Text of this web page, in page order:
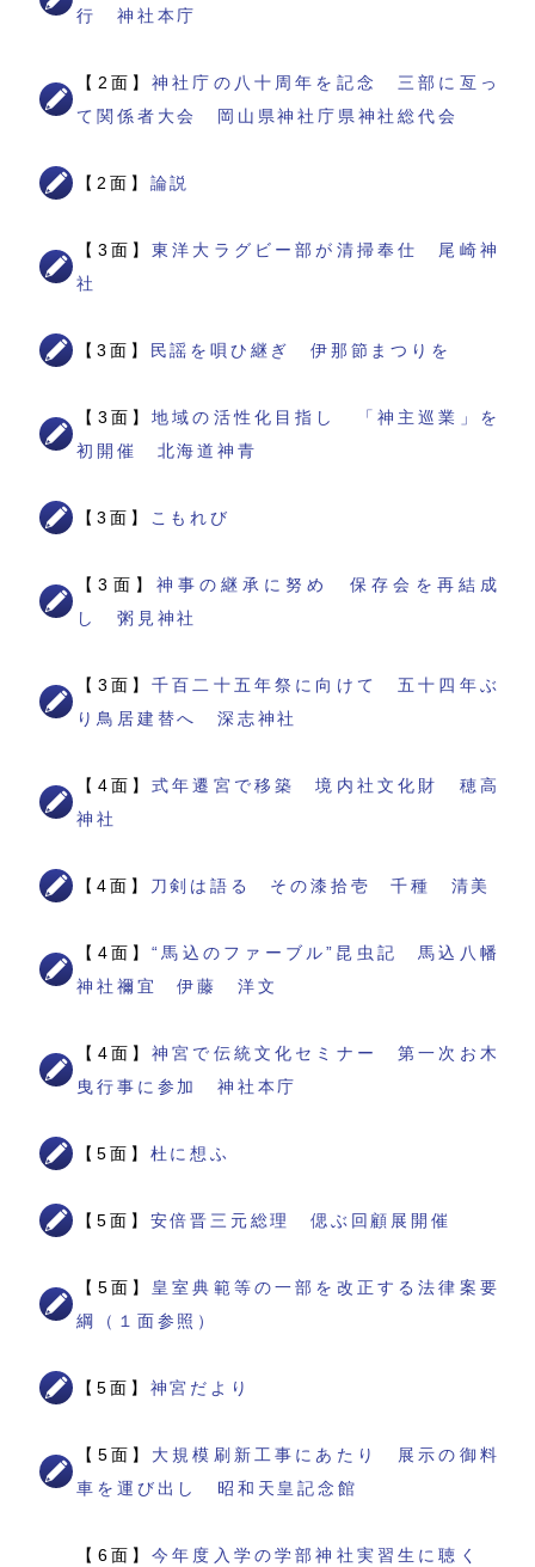
行 神社本庁
【2面】神社庁の八十周年を記念 三部に亙っ
て関係者大会 岡山県神社庁県神社総代会
【2面】 論説
【3面】東洋大ラグビー部が清掃奉仕 尾崎神
社
【3面】 民謡を唄ひ継ぎ 伊那節まつりを
【3面】地域の活性化目指し 「神主巡業」を
初開催 北海道神青
【3面】 こもれび
【3面】 神事の継承に努め 保存会を再結成
し 粥見神社
【3面】千百二十五年祭に向けて 五十四年ぶ
り鳥居建替へ 深志神社
【4面】式年遷宮で移築 境内社文化財 穂高
神社
【4面】 刀剣は語る その漆拾壱 千種 清美
【4面】“馬込のファーブル”昆虫記 馬込八幡
神社禰宜 伊藤 洋文
【4面】神宮で伝統文化セミナー 第一次お木
曳行事に参加 神社本庁
【5面】 杜に想ふ
【5面】 安倍晋三元総理 偲ぶ回顧展開催
【5面】 皇室典範等の一部を改正する法律案要
綱（１面参照）
【5面】 神宮だより
【5面】 大規模刷新工事にあたり 展示の御料
車を運び出し 昭和天皇記念館
【6面】今年度入学の学部神社実習生に聴く